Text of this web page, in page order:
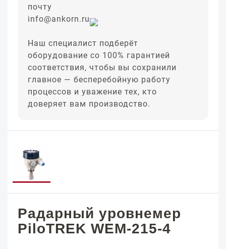
почту
info@ankorn.ru
Наш специалист подберёт
оборудование со 100% гарантией
соответствия, чтобы вы сохранили
главное — бесперебойную работу
процессов и уважение тех, кто
доверяет вам производство.
Радарный уровнемер
PiloTREK WEM-215-4